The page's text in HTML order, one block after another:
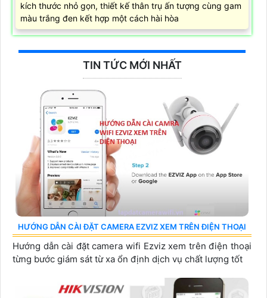
kích thước nhỏ gọn, thiết kế thân trụ ấn tượng cùng gam
màu trắng đen kết hợp một cách hài hòa
TIN TỨC MỚI NHẤT
HƯỚNG DẪN CÀI ĐẶT CAMERA EZVIZ XEM TRÊN ĐIỆN THOẠI
Hướng dẫn cài đặt camera wifi Ezviz xem trên điện thoại
từng bước giám sát từ xa ổn định dịch vụ chất lượng tốt